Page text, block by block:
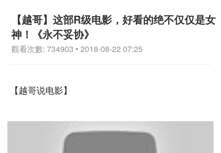
【越哥】这部R级电影，好看的绝不仅仅是女
神！《永不妥协》
觀看次數: 734903 • 2018-08-22 07:25
【越哥说电影】